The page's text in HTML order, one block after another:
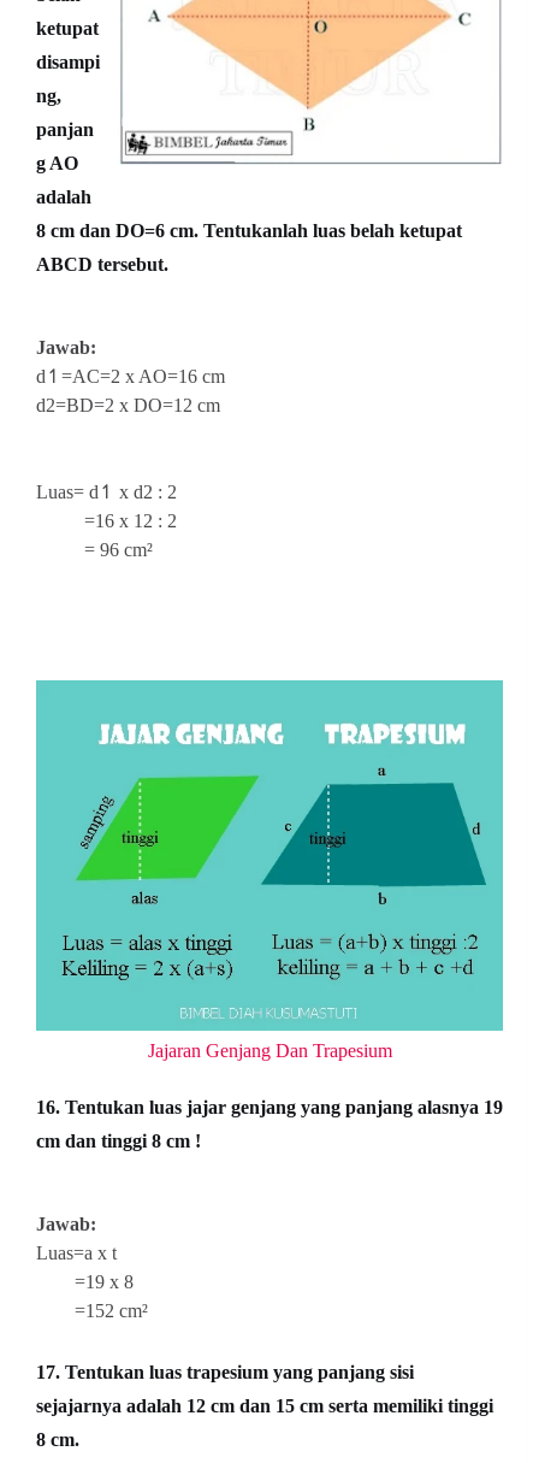
ketupat
disampi
ng,
panjan
g AO
adalah
8 cm dan DO=6 cm. Tentukanlah luas belah ketupat
ABCD tersebut.
Jawab:
d↿=AC=2 x AO=16 cm
d2=BD=2 x DO=12 cm
Luas= d↿ x d2 : 2
=16 x 12 : 2
= 96 cm²
Jajaran Genjang Dan Trapesium
16. Tentukan luas jajar genjang yang panjang alasnya 19
cm dan tinggi 8 cm !
Jawab:
Luas=a x t
=19 x 8
=152 cm²
17. Tentukan luas trapesium yang panjang sisi
sejajarnya adalah 12 cm dan 15 cm serta memiliki tinggi
8 cm.